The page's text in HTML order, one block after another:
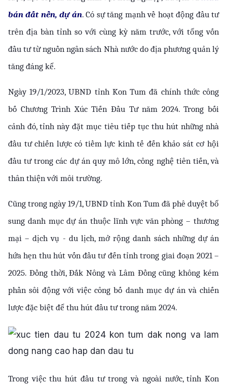
bán đất nền, dự án. Có sự tăng mạnh về hoạt động đầu tư
trên địa bàn tỉnh so với cùng kỳ năm trước, với tổng vốn
đầu tư từ nguồn ngân sách Nhà nước do địa phương quản lý
tăng đáng kể.
Ngày 19/1/2023, UBND tỉnh Kon Tum đã chính thức công
bố Chương Trình Xúc Tiến Đầu Tư năm 2024. Trong bối
cảnh đó, tỉnh này đặt mục tiêu tiếp tục thu hút những nhà
đầu tư chiến lược có tiềm lực kinh tế đến khảo sát cơ hội
đầu tư trong các dự án quy mô lớn, công nghệ tiên tiến, và
thân thiện với môi trường.
Cũng trong ngày 19/1, UBND tỉnh Kon Tum đã phê duyệt bổ
sung danh mục dự án thuộc lĩnh vực văn phòng – thương
mại – dịch vụ - du lịch, mở rộng danh sách những dự án
hứa hẹn thu hút vốn đầu tư đến tỉnh trong giai đoạn 2021 –
2025. Đồng thời, Đắk Nông và Lâm Đồng cũng không kém
phần sôi động với việc công bố danh mục dự án và chiến
lược đặc biệt để thu hút đầu tư trong năm 2024.
Trong việc thu hút đầu tư trong và ngoài nước, tỉnh Kon